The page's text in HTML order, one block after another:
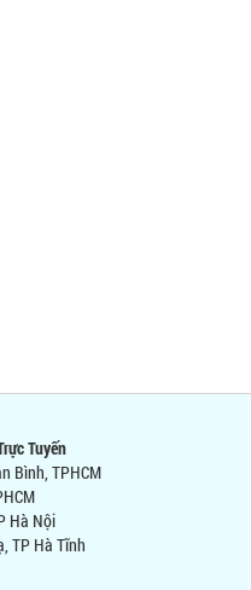
Tuyến
Bình, TPHCM
Hà Nội
TP Hà Tĩnh